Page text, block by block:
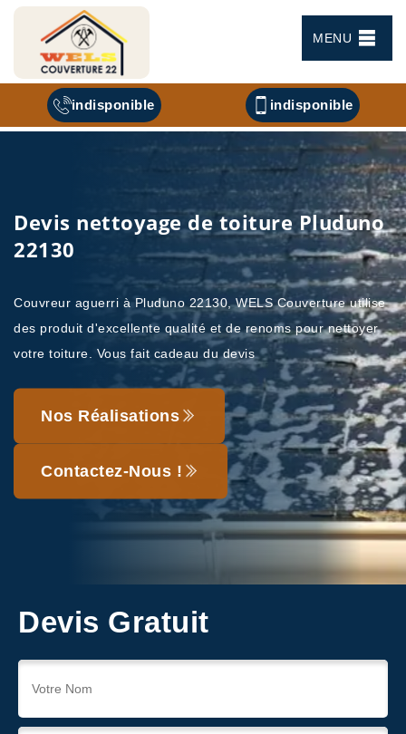
MENU
indisponible indisponible
Devis nettoyage de toiture Pluduno
22130
Couvreur aguerri à Pluduno 22130, WELS Couverture utilise
des produit d'excellente qualité et de renoms pour nettoyer
votre toiture. Vous fait cadeau du devis
Nos Réalisations
Contactez-Nous !
Devis Gratuit